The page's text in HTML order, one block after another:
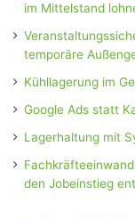
im Mittelstand
temporäre
Kühllagerung im
Google Ads statt
Lagerhaltung mit
den Jobeinstieg